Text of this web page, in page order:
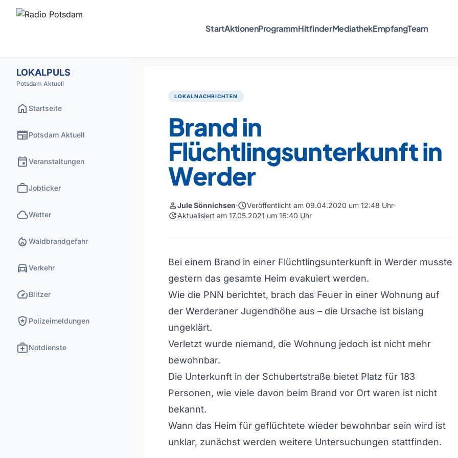
StartAktionenProgrammHitfinderMediathekEmpfangTeam
LOKALPULS
Potsdam Aktuell
home Startseite
newspaperPotsdam Aktuell
eventVeranstaltungen
workJobticker
cloudWetter
local_fire_department Waldbrandgefahr
directions_carVerkehr
speedBlitzer
local_police Polizeimeldungen
medical_servicesNotdienste
LOKALNACHRICHTEN
Brand in
Flüchtlingsunterkunft in
Werder
personJule Sönnichsen scheduleVeröffentlicht am 09.04.2020 um 12:48 Uhr
updateAktualisiert am 17.05.2021 um 16:40 Uhr
Bei einem Brand in einer Flüchtlingsunterkunft in Werder musste
gestern das gesamte Heim evakuiert werden.
Wie die PNN berichtet, brach das Feuer in einer Wohnung auf
der Werderaner Jugendhöhe aus – die Ursache ist bislang
ungeklärt.
Verletzt wurde niemand, die Wohnung jedoch ist nicht mehr
bewohnbar.
Die Unterkunft in der Schubertstraße bietet Platz für 183
Personen, wie viele davon beim Brand vor Ort waren ist nicht
bekannt.
Wann das Heim für geflüchtete wieder bewohnbar sein wird ist
unklar, zunächst werden weitere Untersuchungen stattfinden.